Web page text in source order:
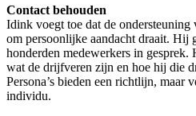
Contact behouden
Idink voegt toe dat de ondersteuning
om persoonlijke aandacht draait. Hij
honderden medewerkers in gesprek.
wat de drijfveren zijn en hoe hij die
Persona’s bieden een richtlijn, maar
individu.